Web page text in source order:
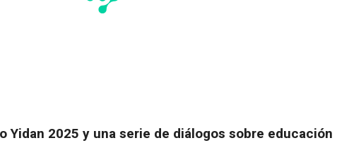
Yidan 2025 y una serie de diálogos sobre educación